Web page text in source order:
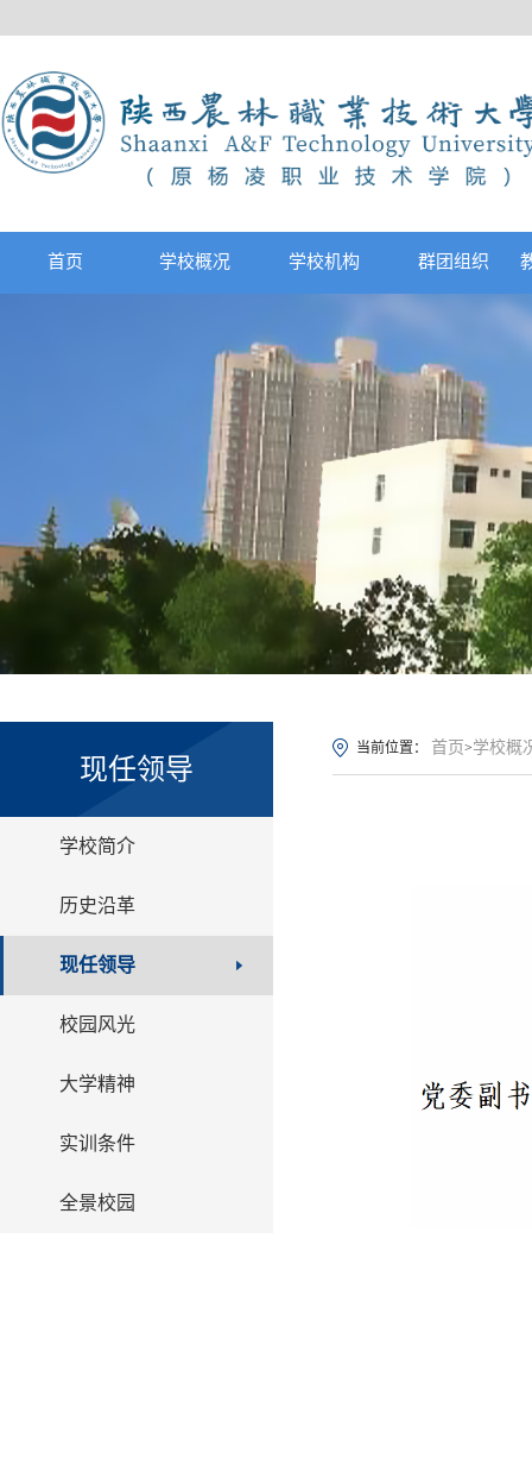
首页 学校概况 学校机构 群团组织
现任领导
学校简介
历史沿革
现任领导
校园风光
大学精神
实训条件
全景校园
当前位置： 首页>学校概